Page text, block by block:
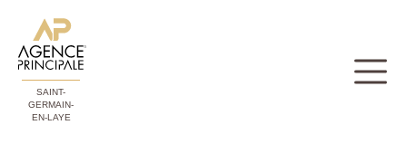
SAINT-
GERMAIN-
EN-LAYE